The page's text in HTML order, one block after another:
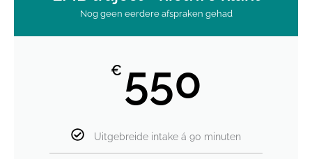
Nog geen eerdere afspraken gehad
€ 550
Uitgebreide intake á 90 minuten